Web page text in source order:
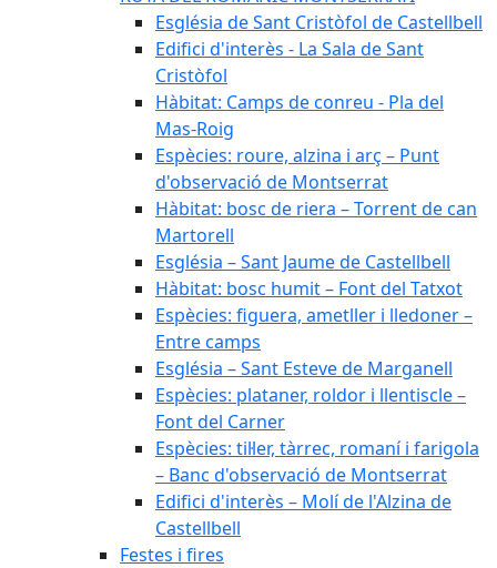
Església de Sant Cristòfol de Castellbell
Edifici d'interès - La Sala de Sant
Cristòfol
Hàbitat: Camps de conreu - Pla del
Mas-Roig
Espècies: roure, alzina i arç – Punt
d'observació de Montserrat
Hàbitat: bosc de riera – Torrent de can
Martorell
Església – Sant Jaume de Castellbell
Hàbitat: bosc humit – Font del Tatxot
Espècies: figuera, ametller i lledoner –
Entre camps
Església – Sant Esteve de Marganell
Espècies: plataner, roldor i llentiscle –
Font del Carner
Espècies: til·ler, tàrrec, romaní i farigola
– Banc d'observació de Montserrat
Edifici d'interès – Molí de l'Alzina de
Castellbell
Festes i fires